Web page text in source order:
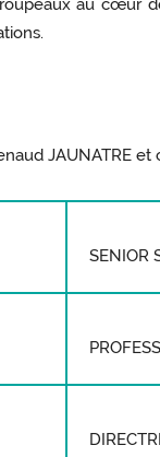
au cœur
JAUNATRE
SENIOR